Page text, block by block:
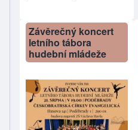
Závěrečný koncert
letního tábora
hudební mládeže